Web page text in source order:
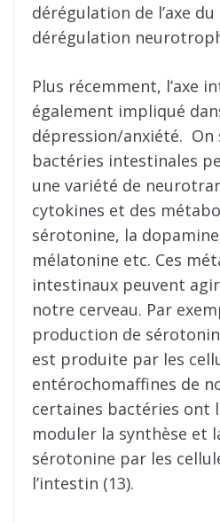
dérégulation de l’axe
dérégulation
Plus récemment, l’axe
également impliqué
dépression/anxiété. On
bactéries intestinales
une variété de
cytokines et des
sérotonine, la
mélatonine etc. Ces
intestinaux peuvent
notre cerveau. Par
production de
est produite par les
entérochomaffines de
certaines bactéries ont
moduler la synthèse et
sérotonine par les
l’intestin (13).